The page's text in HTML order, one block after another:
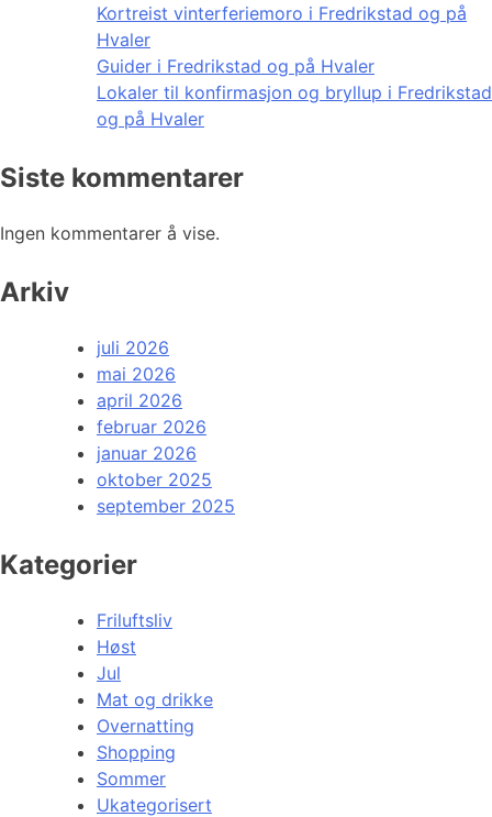
Kortreist vinterferiemoro i Fredrikstad og på
Hvaler
Guider i Fredrikstad og på Hvaler
Lokaler til konfirmasjon og bryllup i Fredrikstad
og på Hvaler
Siste kommentarer
Ingen kommentarer å vise.
Arkiv
juli 2026
mai 2026
april 2026
februar 2026
januar 2026
oktober 2025
september 2025
Kategorier
Friluftsliv
Høst
Jul
Mat og drikke
Overnatting
Shopping
Sommer
Ukategorisert